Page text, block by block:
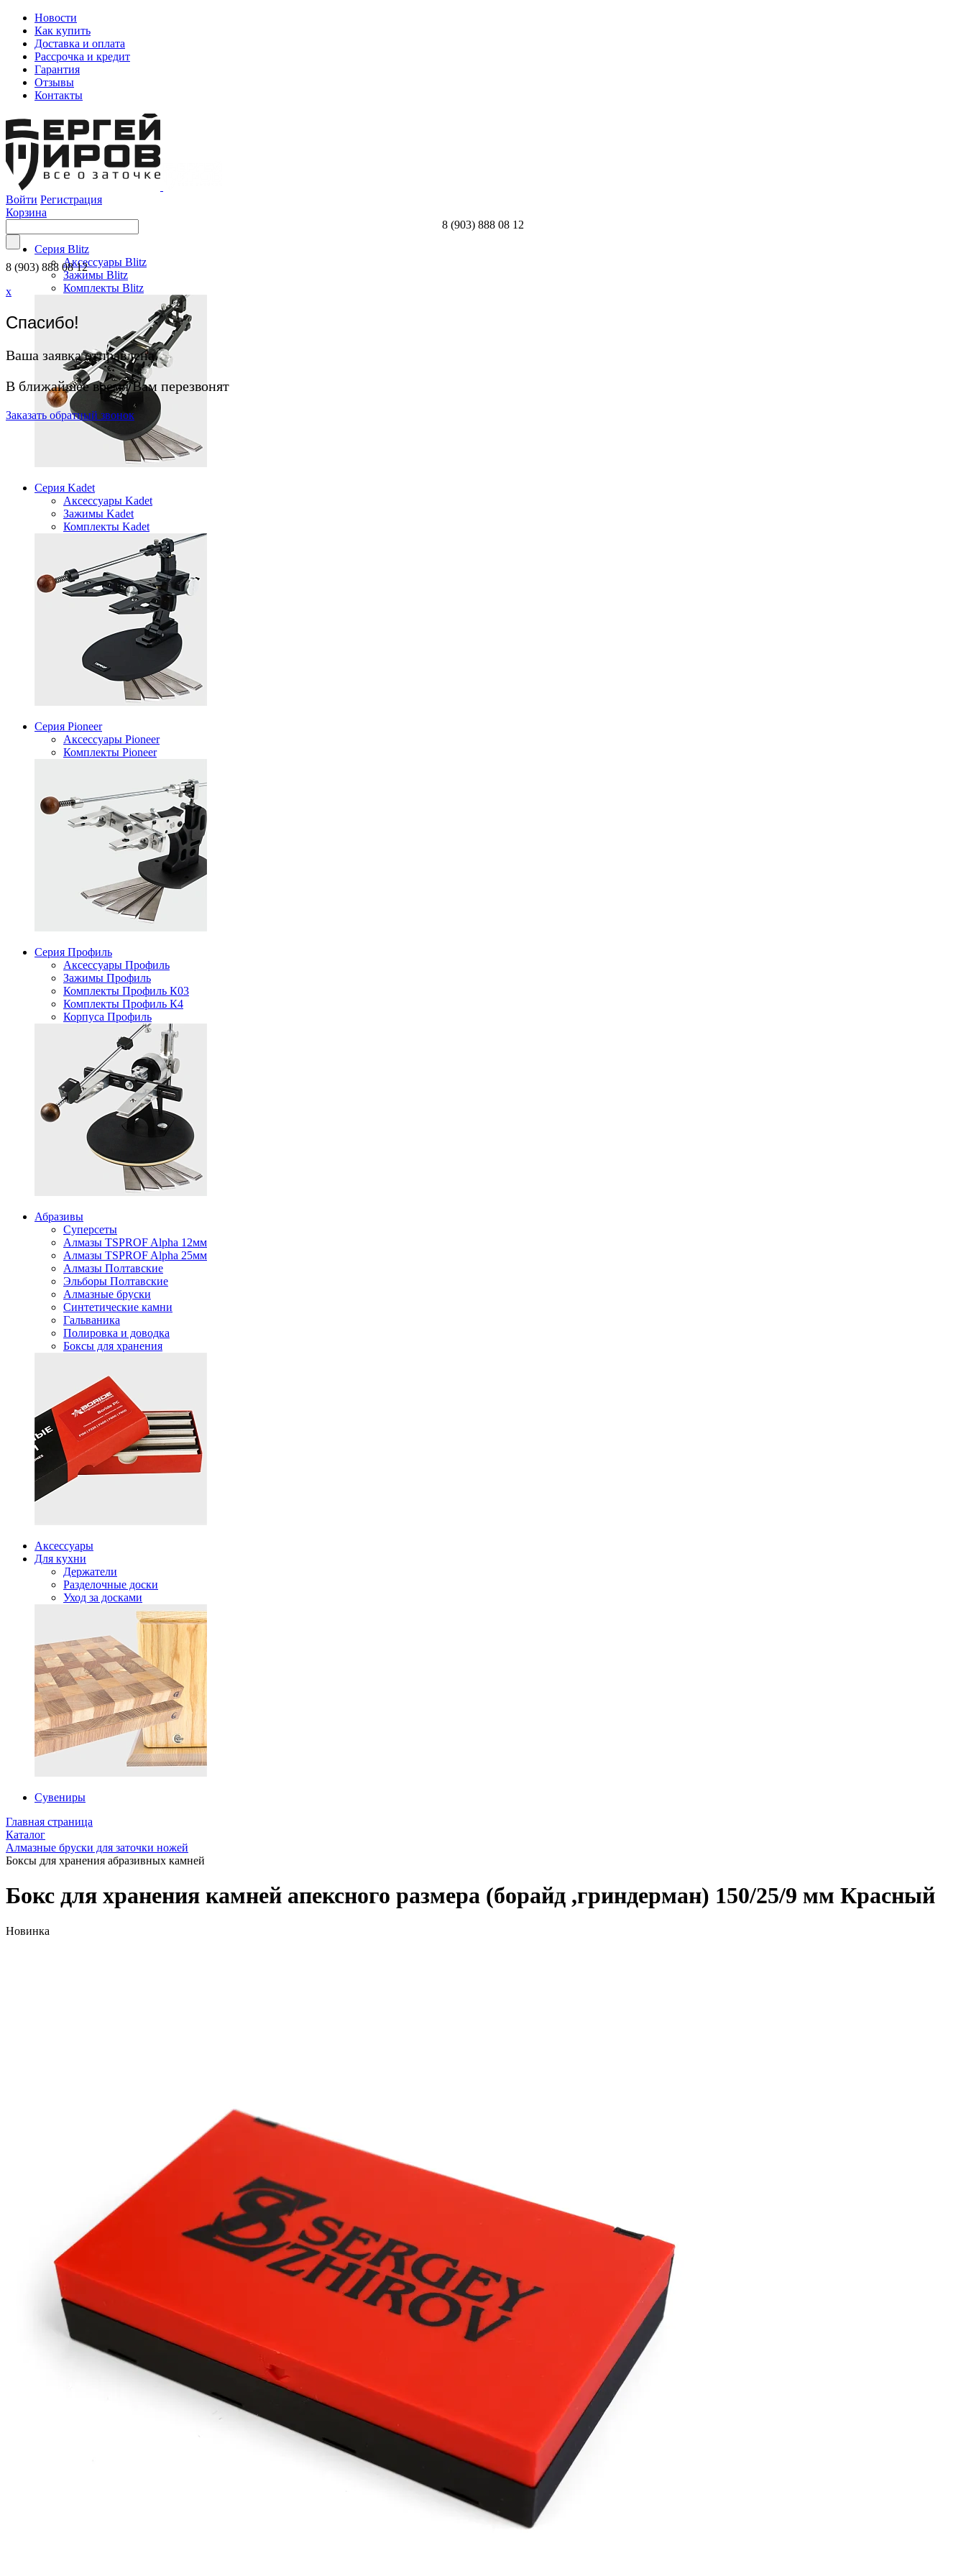
Новости
Как купить
Доставка и оплата
Рассрочка и кредит
Гарантия
Отзывы
Контакты
Войти Регистрация
Корзина
8 (903) 888 08 12
x
Спасибо!
Ваша заявка отправлена.
В ближайшее время Вам перезвонят
Заказать обратный звонок
8 (903) 888 08 12
Серия Blitz
Аксессуары Blitz
Зажимы Blitz
Комплекты Blitz
Серия Kadet
Аксессуары Kadet
Зажимы Kadet
Комплекты Kadet
Серия Pioneer
Аксессуары Pioneer
Комплекты Pioneer
Серия Профиль
Аксессуары Профиль
Зажимы Профиль
Комплекты Профиль К03
Комплекты Профиль К4
Корпуса Профиль
Абразивы
Суперсеты
Алмазы TSPROF Alpha 12мм
Алмазы TSPROF Alpha 25мм
Алмазы Полтавские
Эльборы Полтавские
Алмазные бруски
Синтетические камни
Гальваника
Полировка и доводка
Боксы для хранения
Аксессуары
Для кухни
Держатели
Разделочные доски
Уход за досками
Сувениры
Главная страница
Каталог
Алмазные бруски для заточки ножей
Боксы для хранения абразивных камней
Бокс для хранения камней апексного размера (борайд ,гриндерман) 150/25/9 мм Красный
Новинка